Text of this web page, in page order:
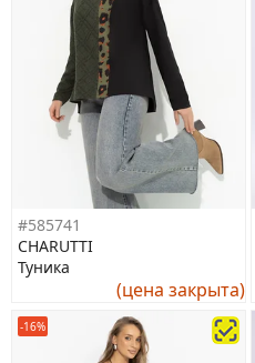
#585741
CHARUTTI
Туника
(цена закрыта)
-16%